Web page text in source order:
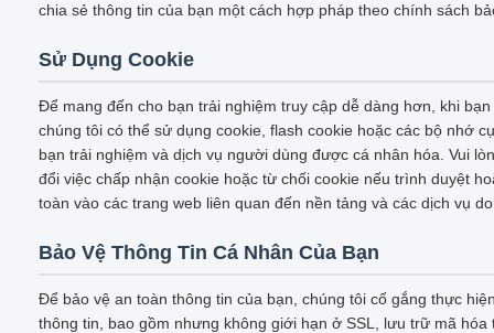
chia sẻ thông tin của bạn một cách hợp pháp theo chính sách
Sử Dụng Cookie
Để mang đến cho bạn trải nghiệm truy cập dễ dàng hơn, khi
chúng tôi có thể sử dụng cookie, flash cookie hoặc các bộ nhớ
bạn trải nghiệm và dịch vụ người dùng được cá nhân hóa. Vui
đổi việc chấp nhận cookie hoặc từ chối cookie nếu trình duyệt
toàn vào các trang web liên quan đến nền tảng và các dịch vụ
Bảo Vệ Thông Tin Cá Nhân Của Bạn
Để bảo vệ an toàn thông tin của bạn, chúng tôi cố gắng thực
thông tin, bao gồm nhưng không giới hạn ở SSL, lưu trữ mã